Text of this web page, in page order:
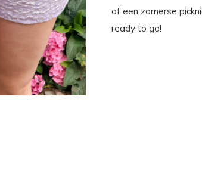
of een zomerse
ready to go!